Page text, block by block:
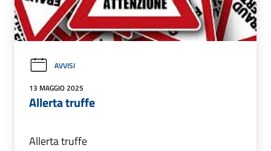
AVVISI
13 MAGGIO 2025
Allerta truffe
Allerta truffe